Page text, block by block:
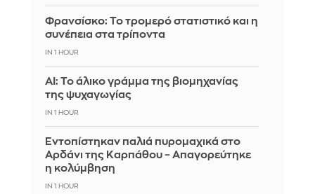
Φρανσίσκο: Το τρομερό στατιστικό και η
συνέπεια στα τρίποντα
IN 1 HOUR
AI: Το άλικο γράμμα της βιομηχανίας
της ψυχαγωγίας
IN 1 HOUR
Εντοπίστηκαν παλιά πυρομαχικά στο
Αρδάνι της Καρπάθου – Απαγορεύτηκε
η κολύμβηση
IN 1 HOUR